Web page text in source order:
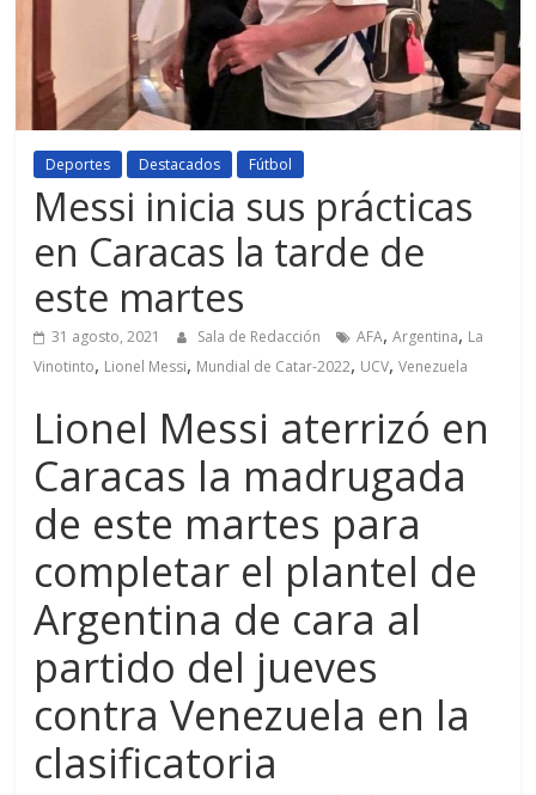
Deportes Destacados Fútbol
Messi inicia sus prácticas
en Caracas la tarde de
este martes
31 agosto, 2021 Sala de Redacción AFA,Argentina, La
Vinotinto, Lionel Messi, Mundial de Catar-2022, UCV,Venezuela
Lionel Messi aterrizó en
Caracas la madrugada
de este martes para
completar el plantel de
Argentina de cara al
partido del jueves
contra Venezuela en la
clasificatoria